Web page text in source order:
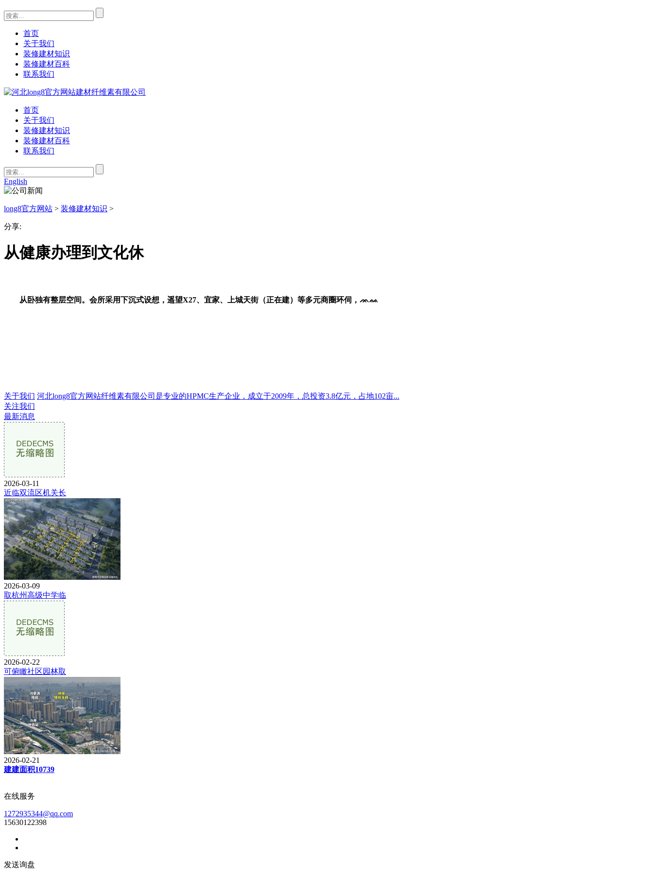
首页
关于我们
装修建材知识
装修建材百科
联系我们
首页
关于我们
装修建材知识
装修建材百科
联系我们
English
long8官方网站 > 装修建材知识 >
分享:
从健康办理到文化休
从卧独有整层空间。会所采用下沉式设想，遥望X27、宜家、上城天街（正在建）等多元商圈环伺，ᨏᨐ
关于我们 河北long8官方网站纤维素有限公司是专业的HPMC生产企业，成立于2009年，总投资3.8亿元，占地102亩...
关注我们
最新消息
2026-03-11
近临双流区机关长
2026-03-09
取杭州高级中学临
2026-02-22
可俯瞰社区园林取
2026-02-21
建建面积10739
在线服务
1272935344@qq.com
15630122398
发送询盘